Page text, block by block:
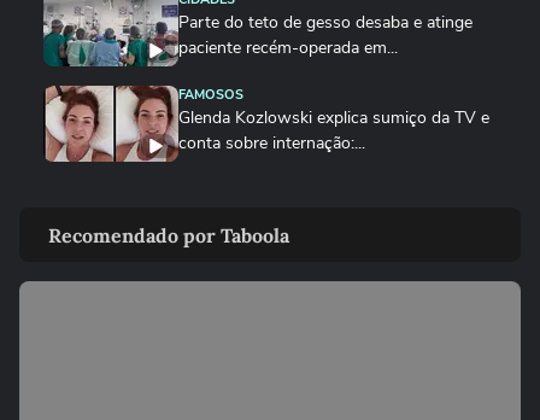
Parte do teto de gesso desaba e atinge
paciente recém-operada em...
FAMOSOS
Glenda Kozlowski explica sumiço da TV e
conta sobre internação:...
alta hospitalar: ‘Nem sei...
NOTÍCIAS
Recomendado por Taboola